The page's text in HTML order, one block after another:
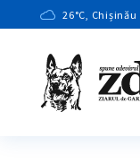
26°C, Chișinău